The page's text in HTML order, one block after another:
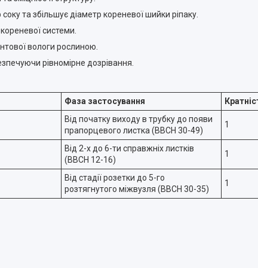
та збільшує діаметр кореневої шийки ріпаку.
системи.
вологи рослиною.
рівномірне дозрівання.
Фаза застосування
Від початку виходу в трубку до появи
прапорцевого листка (ВВСН 30-49)
1
Від 2-х до 6-ти справжніх листків
(ВВСН 12-16)
1
Від стадії розетки до 5-го
розтягнутого міжвузля (ВВСН 30-35)
1